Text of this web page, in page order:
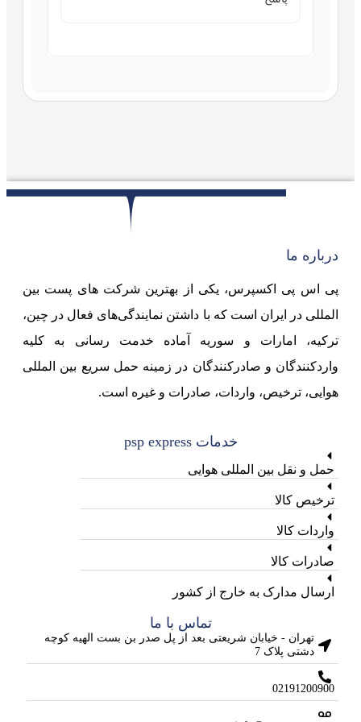
درباره ما
پی اس پی اکسپرس، یکی از بهترین شرکت های پست بین
المللی در ایران است که با داشتن نمایندگی‌های فعال در چین،
ترکیه، امارات و سوریه آماده خدمت رسانی به کلیه
واردکنندگان و صادرکنندگان در زمینه حمل سریع بین المللی
هوایی، ترخیص، واردات، صادرات و غیره است.
خدمات psp express
حمل و نقل بین المللی هوایی
ترخیص کالا
واردات کالا
صادرات کالا
ارسال مدارک به خارج از کشور
تماس با ما
تهران - خیابان شریعتی بعد از پل صدر بن بست الهیه کوچه
دشتی پلاک 7
02191200900